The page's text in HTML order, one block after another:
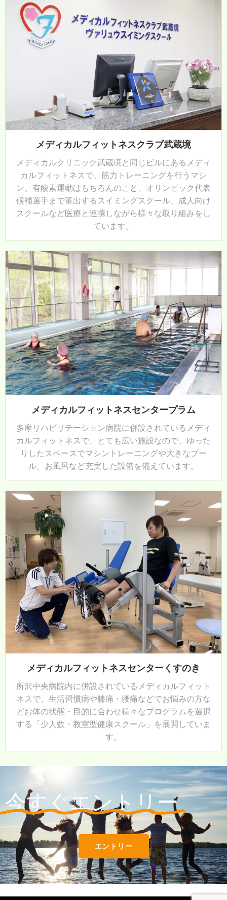
メディカルフィットネスクラブ武蔵境
メディカルクリニック武蔵境と同じビルにあるメディ
カルフィットネスで、筋力トレーニングを行うマシ
ン、有酸素運動はもちろんのこと、オリンピック代表
候補選手まで輩出するスイミングスクール、成人向け
スクールなど医療と連携しながら様々な取り組みをし
ています。
メディカルフィットネスセンタープラム
多摩リハビリテーション病院に併設されているメディ
カルフィットネスで、とても広い施設なので、ゆった
りしたスペースでマシントレーニングや大きなプー
ル、お風呂など充実した設備を備えています。
メディカルフィットネスセンターくすのき
所沢中央病院内に併設されているメディカルフィット
ネスで、 生活習慣病や膝痛・腰痛などでお悩みの方な
どお体の状態・目的に合わせ様々なプログラムを選択
する「少人数・教室型健康スクール」を展開していま
す。
今すぐエントリー
エントリー